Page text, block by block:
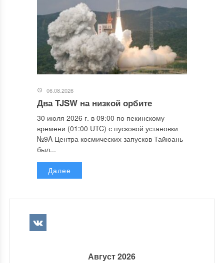
06.08.2026
Два TJSW на низкой орбите
30 июля 2026 г. в 09:00 по пекинскому
времени (01:00 UTC) с пусковой установки
№9A Центра космических запусков Тайюань
был...
Далее
Август 2026